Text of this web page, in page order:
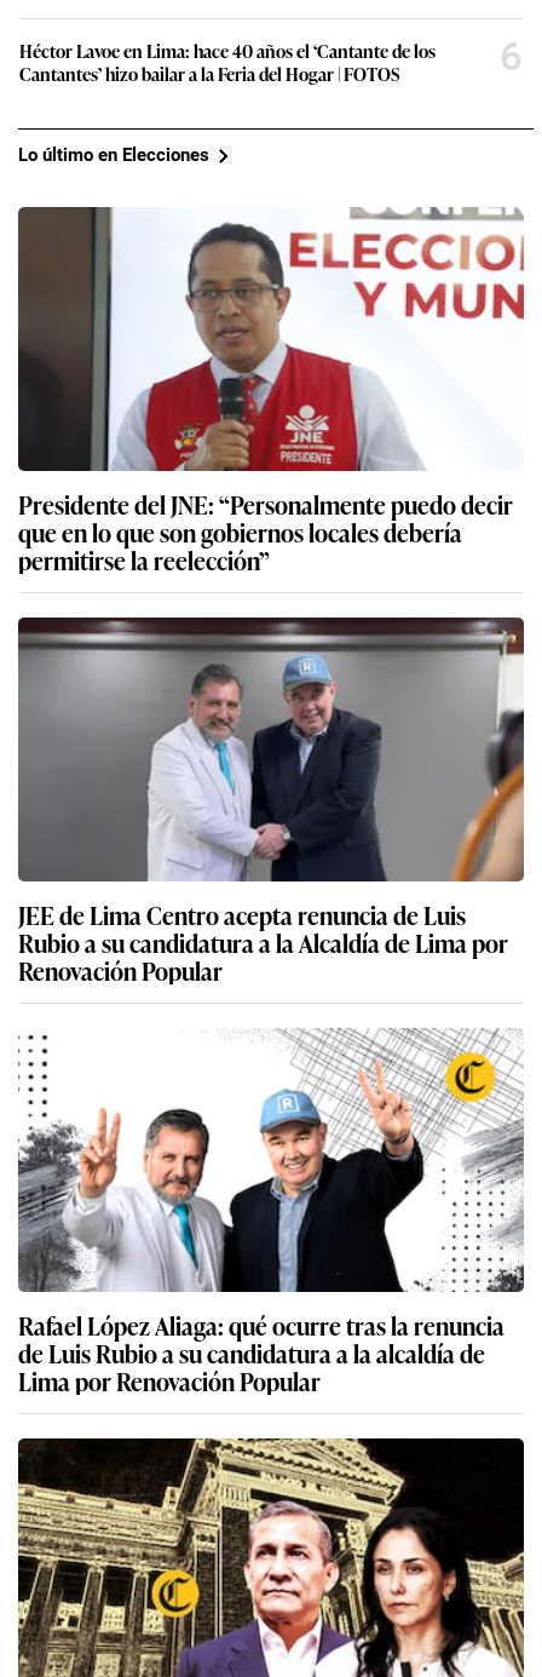
Héctor Lavoe en Lima: hace 40 años el ‘Cantante de los
Cantantes’ hizo bailar a la Feria del Hogar | FOTOS
6
Lo último en Elecciones
Presidente del JNE: “Personalmente puedo decir
que en lo que son gobiernos locales debería
permitirse la reelección”
JEE de Lima Centro acepta renuncia de Luis
Rubio a su candidatura a la Alcaldía de Lima por
Renovación Popular
Rafael López Aliaga: qué ocurre tras la renuncia
de Luis Rubio a su candidatura a la alcaldía de
Lima por Renovación Popular